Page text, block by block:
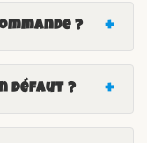
?
défaut ?